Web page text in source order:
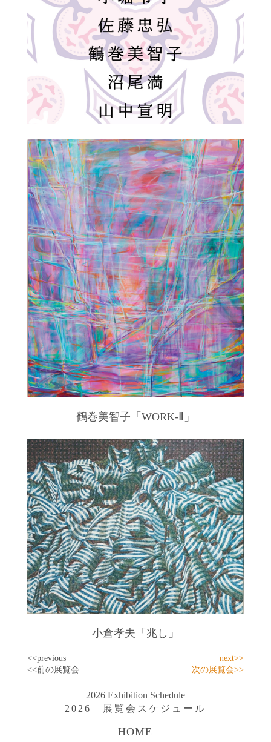
鶴巻美智子「WORK-Ⅱ」
小倉孝夫「兆し」
<<previous
<<前の展覧会
next>>
次の展覧会>>
2026 Exhibition Schedule
2026 展覧会スケジュール
HOME